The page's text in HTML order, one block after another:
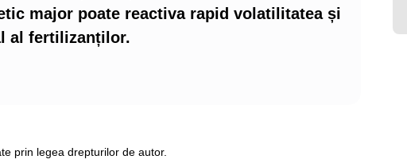
major poate reactiva rapid volatilitatea și
al fertilizanților.
prin legea drepturilor de autor.